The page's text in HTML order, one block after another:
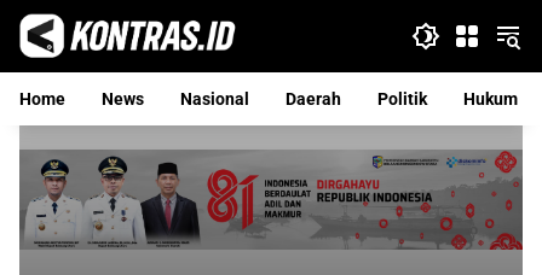
Langsung
konten
Home
News Nasional Daerah Politik Hukum